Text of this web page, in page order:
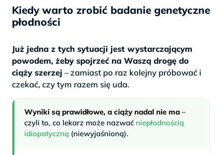
Kiedy warto zrobić badanie genetyczne
płodności
Już jedna z tych sytuacji jest wystarczającym
powodem, żeby spojrzeć na Waszą drogę do
ciąży szerzej – zamiast po raz kolejny próbować i
czekać, czy tym razem się uda.
Wyniki są prawidłowe, a ciąży nadal nie ma –
czyli to, co lekarz może nazwać niepłodnością
idiopatyczną (niewyjaśnioną).